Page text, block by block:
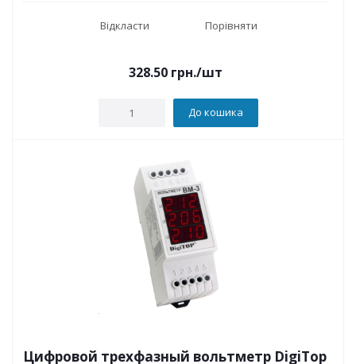
Відкласти Порівняти
328.50грн./шт
До кошика
Цифровой трехфазный вольтметр DigiTop